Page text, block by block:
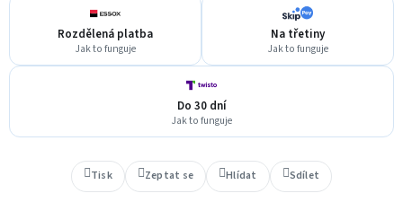
Rozdělená platba
Jak to funguje
Na třetiny
Jak to funguje
Do 30 dní
Jak to funguje
Tisk Zeptat se Hlídat Sdílet